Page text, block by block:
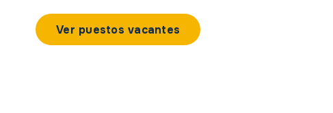
Ver puestos vacantes